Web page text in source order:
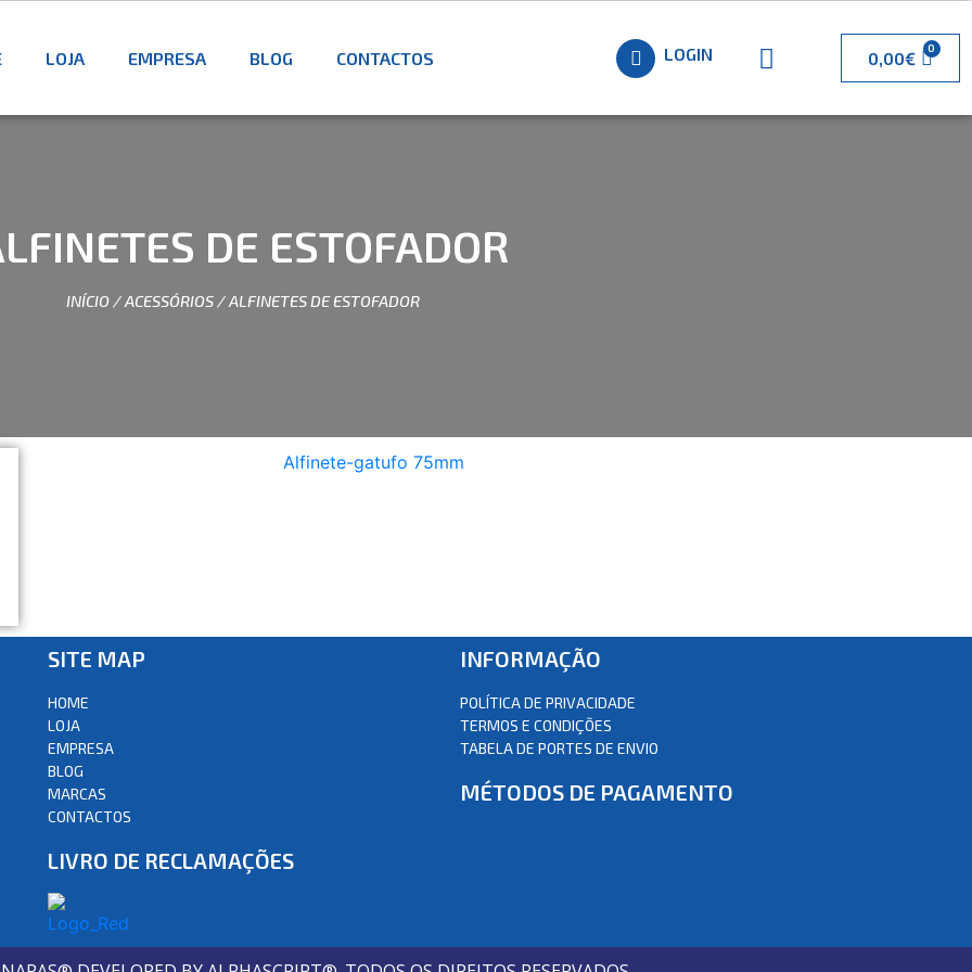
LOJA EMPRESA BLOG CONTACTOS LOGIN 0,00€
DE ESTOFADOR
INÍCIO /ACESSÓRIOS / ALFINETES DE ESTOFADOR
SITE MAP
HOME
LOJA
EMPRESA
BLOG
MARCAS
CONTACTOS
LIVRO DE RECLAMAÇÕES
INFORMAÇÃO
POLÍTICA DE PRIVACIDADE
TERMOS E CONDIÇÕES
TABELA DE PORTES DE ENVIO
MÉTODOS DE PAGAMENTO